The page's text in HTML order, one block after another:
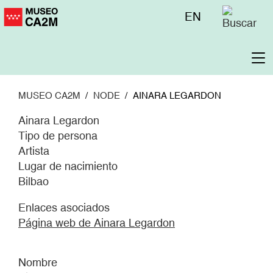
Pasar
Menú
EN
MUSEO CA2M NODE AINARA LEGARDON
Ainara Legardon
Tipo de persona
Artista
Lugar de nacimiento
Bilbao
Enlaces asociados
Página web de Ainara Legardon
Nombre